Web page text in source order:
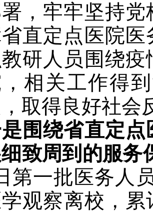
，牢牢坚持
直定点医院
研人员围绕
相关工作得
取得良好社会
围绕省直定
致周到的服务
第一批医务人
观察离校，